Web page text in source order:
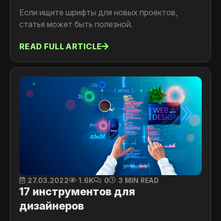
Если ищите шрифты для новых проектов,
статья может быть полезной.
READ FULL ARTICLE
27.03.2022 1.6K 0 3 MIN READ
17 инструментов для
дизайнеров